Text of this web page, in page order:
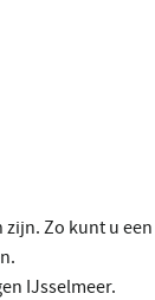
Zo kunt u
IJsselmeer.